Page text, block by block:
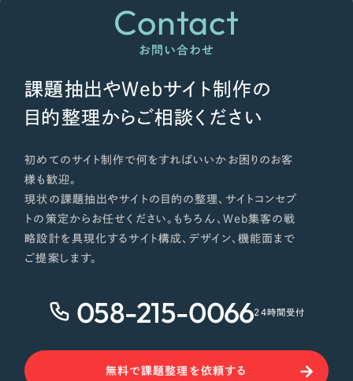
Contact
お問い合わせ
課題抽出やWebサイト制作の
目的整理からご相談ください
初めてのサイト制作で何をすればいいかお困りのお客
様も歓迎。
現状の課題抽出やサイトの目的の整理、サイトコンセプ
トの策定からお任せください。もちろん、Web集客の戦
略設計を具現化するサイト構成、デザイン、機能面まで
ご提案します。
058-215-006624時間受付
無料で課題整理を依頼する